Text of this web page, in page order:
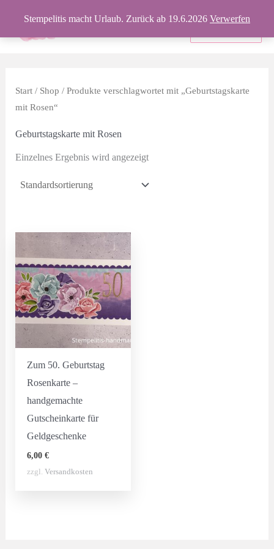
Stempelitis macht Urlaub. Zurück ab 19.6.2026 Verwerfen
springen
Produkte
Start/ Shop / Produkte verschlagwortet mit „Geburtstagskarte
mit Rosen“
Geburtstagskarte mit Rosen
Einzelnes Ergebnis wird angezeigt
Zum 50. Geburtstag
Rosenkarte –
handgemachte
Gutscheinkarte für
Geldgeschenke
6,00 €
zzgl. Versandkosten